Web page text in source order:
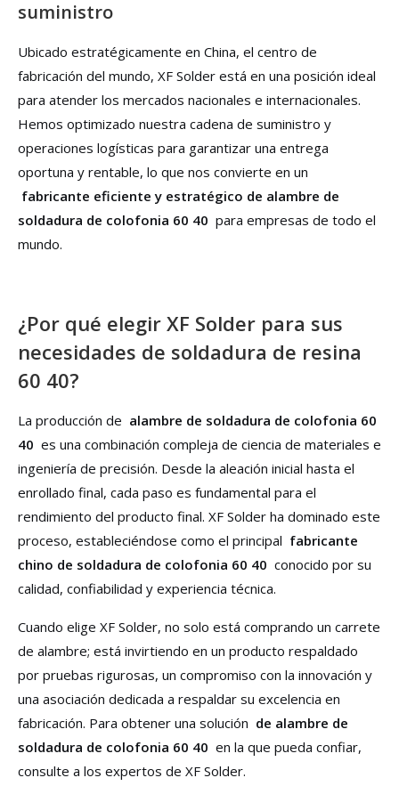
suministro
Ubicado estratégicamente en China, el centro de
fabricación del mundo, XF Solder está en una posición ideal
para atender los mercados nacionales e internacionales.
Hemos optimizado nuestra cadena de suministro y
operaciones logísticas para garantizar una entrega
oportuna y rentable, lo que nos convierte en un
fabricante eficiente y estratégico de alambre de
soldadura de colofonia 60 40 para empresas de todo el
mundo.
¿Por qué elegir XF Solder para sus
necesidades de soldadura de resina
60 40?
La producción de alambre de soldadura de colofonia 60
40 es una combinación compleja de ciencia de materiales e
ingeniería de precisión. Desde la aleación inicial hasta el
enrollado final, cada paso es fundamental para el
rendimiento del producto final. XF Solder ha dominado este
proceso, estableciéndose como el principal fabricante
chino de soldadura de colofonia 60 40 conocido por su
calidad, confiabilidad y experiencia técnica.
Cuando elige XF Solder, no solo está comprando un carrete
de alambre; está invirtiendo en un producto respaldado
por pruebas rigurosas, un compromiso con la innovación y
una asociación dedicada a respaldar su excelencia en
fabricación. Para obtener una solución de alambre de
soldadura de colofonia 60 40 en la que pueda confiar,
consulte a los expertos de XF Solder.